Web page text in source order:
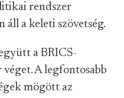
rendszer
áll a keleti szövetség.
a BRICS-
véget. A legfontosabb
mögött az